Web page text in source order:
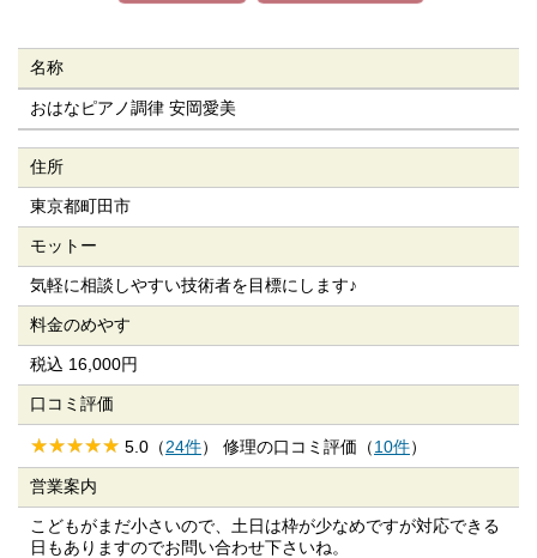
名称
おはなピアノ調律 安岡愛美
住所
東京都町田市
モットー
気軽に相談しやすい技術者を目標にします♪
料金のめやす
税込 16,000円
口コミ評価
5.0（24件） 修理の口コミ評価（10件）
営業案内
こどもがまだ小さいので、土日は枠が少なめですが対応できる
日もありますのでお問い合わせ下さいね。